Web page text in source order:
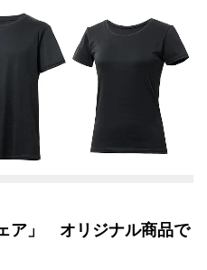
ア」 オリジナル商品で